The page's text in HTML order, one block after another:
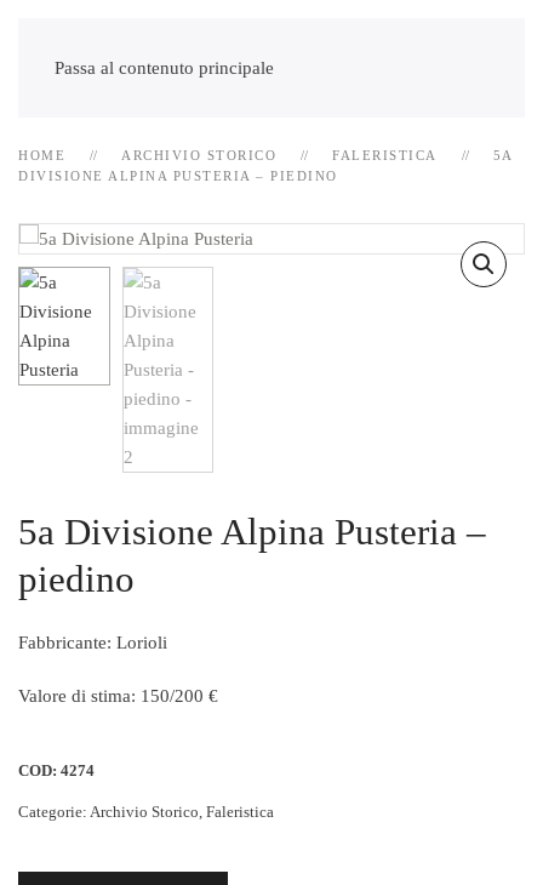
Passa al contenuto principale
HOME ARCHIVIO STORICO FALERISTICA
5A
DIVISIONE ALPINA PUSTERIA – PIEDINO
5a Divisione Alpina Pusteria –
piedino
Fabbricante: Lorioli
Valore di stima: 150/200 €
COD: 4274
Categorie: Archivio Storico, Faleristica